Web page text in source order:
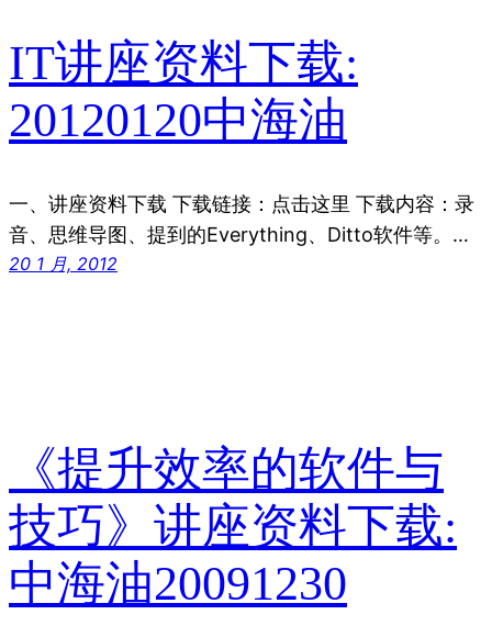
IT讲座资料下载:
20120120中海油
一、讲座资料下载 下载链接：点击这里 下载内容：录
音、思维导图、提到的Everything、Ditto软件等。…
20 1 月, 2012
《提升效率的软件与
技巧》讲座资料下载:
中海油20091230